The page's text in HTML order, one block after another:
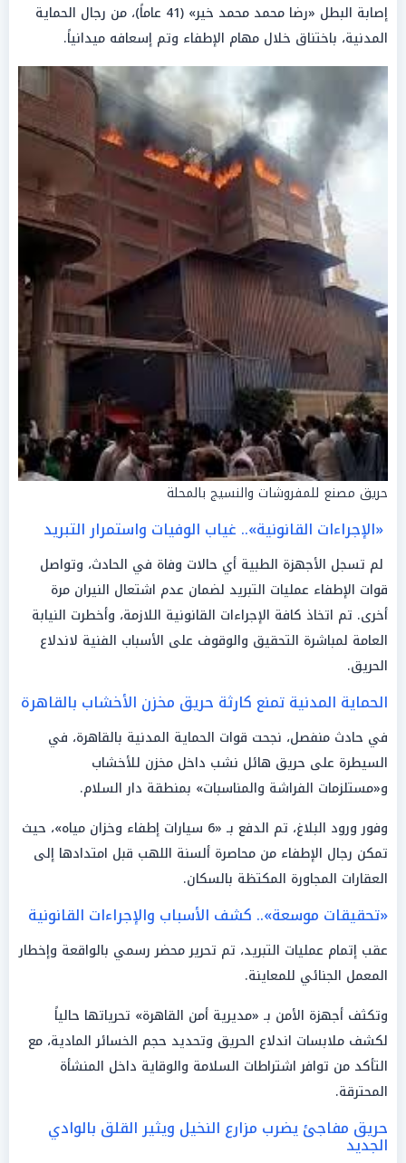
إصابة البطل «رضا محمد محمد خير» (41 عاماً)، من رجال الحماية
المدنية، باختناق خلال مهام الإطفاء وتم إسعافه ميدانياً.
حريق مصنع للمفروشات والنسيج بالمحلة
«الإجراءات القانونية».. غياب الوفيات واستمرار التبريد
لم تسجل الأجهزة الطبية أي حالات وفاة في الحادث، وتواصل
قوات الإطفاء عمليات التبريد لضمان عدم اشتعال النيران مرة
أخرى. تم اتخاذ كافة الإجراءات القانونية اللازمة، وأخطرت النيابة
العامة لمباشرة التحقيق والوقوف على الأسباب الفنية لاندلاع
الحريق.
الحماية المدنية تمنع كارثة حريق مخزن الأخشاب بالقاهرة
في حادث منفصل، نجحت قوات الحماية المدنية بالقاهرة، في
السيطرة على حريق هائل نشب داخل مخزن للأخشاب
و«مستلزمات الفراشة والمناسبات» بمنطقة دار السلام.
وفور ورود البلاغ، تم الدفع بـ «6 سيارات إطفاء وخزان مياه»، حيث
تمكن رجال الإطفاء من محاصرة ألسنة اللهب قبل امتدادها إلى
العقارات المجاورة المكتظة بالسكان.
«تحقيقات موسعة».. كشف الأسباب والإجراءات القانونية
عقب إتمام عمليات التبريد، تم تحرير محضر رسمي بالواقعة وإخطار
المعمل الجنائي للمعاينة.
وتكثف أجهزة الأمن بـ «مديرية أمن القاهرة» تحرياتها حالياً
لكشف ملابسات اندلاع الحريق وتحديد حجم الخسائر المادية، مع
التأكد من توافر اشتراطات السلامة والوقاية داخل المنشأة
المحترقة.
حريق مفاجئ يضرب مزارع النخيل ويثير القلق بالوادي
الجديد